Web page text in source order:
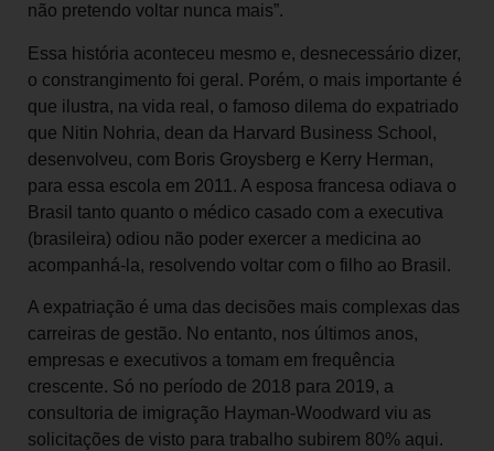
não pretendo voltar nunca mais”.
Essa história aconteceu mesmo e, desnecessário dizer,
o constrangimento foi geral. Porém, o mais importante é
que ilustra, na vida real, o famoso dilema do expatriado
que Nitin Nohria, dean da Harvard Business School,
desenvolveu, com Boris Groysberg e Kerry Herman,
para essa escola em 2011. A esposa francesa odiava o
Brasil tanto quanto o médico casado com a executiva
(brasileira) odiou não poder exercer a medicina ao
acompanhá-la, resolvendo voltar com o filho ao Brasil.
A expatriação é uma das decisões mais complexas das
carreiras de gestão. No entanto, nos últimos anos,
empresas e executivos a tomam em frequência
crescente. Só no período de 2018 para 2019, a
consultoria de imigração Hayman-Woodward viu as
solicitações de visto para trabalho subirem 80% aqui.